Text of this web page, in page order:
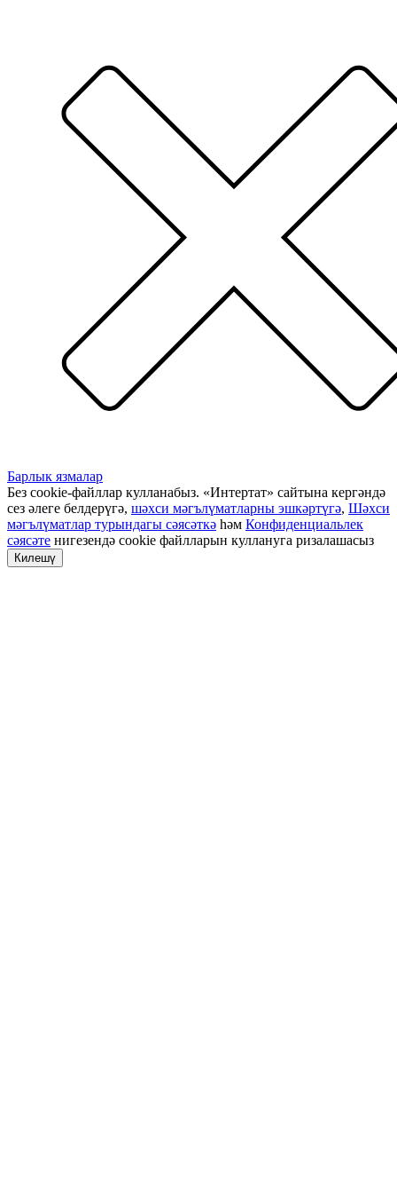
Барлык язмалар
Без cookie-файллар кулланабыз. «Интертат» сайтына кергәндә
сез әлеге белдерүгә, шәхси мәгълүматларны эшкәртүгә, Шәхси
мәгълүматлар турындагы сәясәткә һәм Конфиденциальлек
сәясәте нигезендә cookie файлларын куллануга ризалашасыз
Килешү